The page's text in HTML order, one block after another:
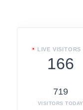
LIVE VISITORS
166
719
VISITORS TODAY